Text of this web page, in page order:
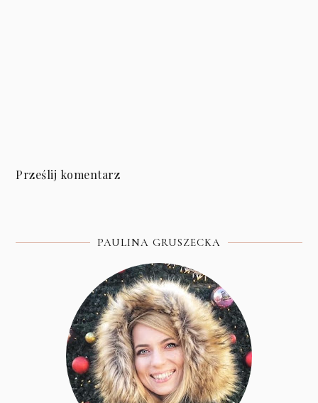
Prześlij komentarz
PAULINA GRUSZECKA